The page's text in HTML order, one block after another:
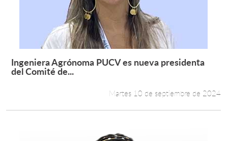
Leer más +
Ingeniera Agrónoma PUCV es nueva presidenta
del Comité de...
Martes 10 de septiembre de 2024